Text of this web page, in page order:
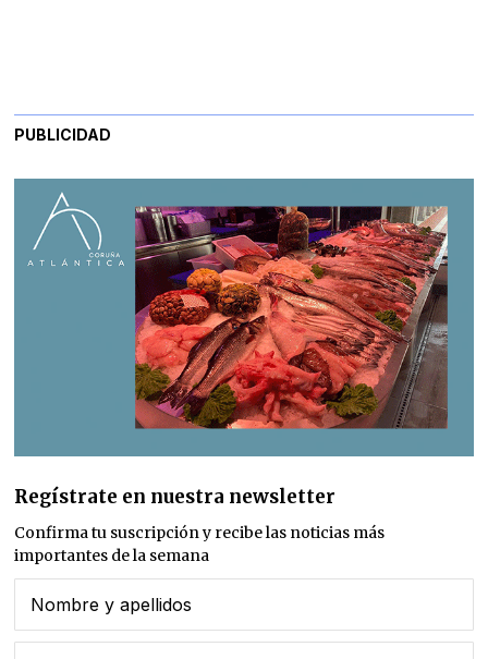
PUBLICIDAD
Regístrate en nuestra newsletter
Confirma tu suscripción y recibe las noticias más
importantes de la semana